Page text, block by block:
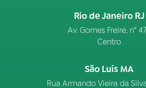
Rio de Janeiro RJ
Av. Gomes Freire, n°
Centro
São Luís MA
Rua Armando Vieira da